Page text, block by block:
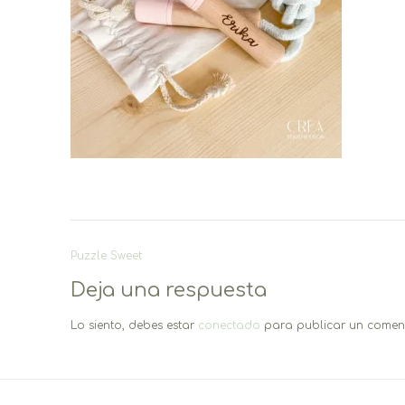
Navegación
entradas
Puzzle Sweet
Deja una respuesta
Lo siento, debes estar conectado para publicar un